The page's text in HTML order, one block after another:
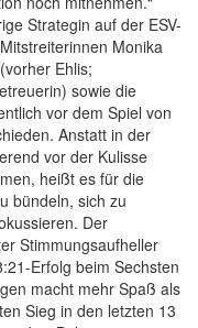
Strategin auf der ESV-
Monika
Ehlis;
sowie die
vor dem Spiel von
Anstatt in der
vor der Kulisse
heißt es für die
bündeln, sich zu
Der
Stimmungsaufheller
Erfolg beim Sechsten
macht mehr Spaß als
Sieg in den letzten 13